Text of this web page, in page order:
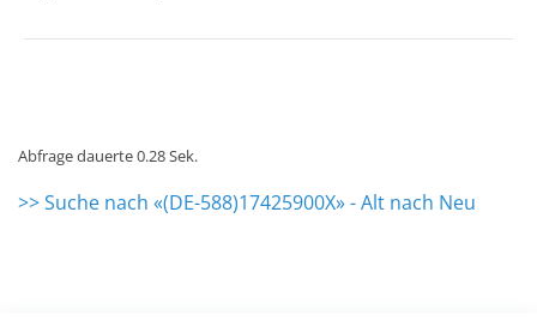
Abfrage dauerte 0.28 Sek.
>> Suche nach «(DE-588)17425900X» - Alt nach Neu